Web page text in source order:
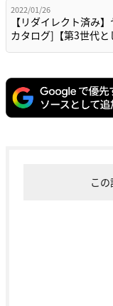
2022/01/26
【リダイレクト済み
カタログ]【第3世代
こ